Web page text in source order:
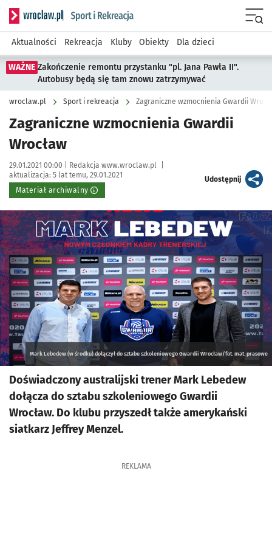
Serwis informacyjny wroclaw.pl podserwis: Sport i rekreacja
Aktualności Rekreacja Kluby Obiekty Dla dzieci
WAŻNE Zakończenie remontu przystanku "pl. Jana Pawła II".
Autobusy będą się tam znowu zatrzymywać
wroclaw.pl Sport i rekreacja Zagraniczne wzmocnienia Gwardii
Zagraniczne wzmocnienia Gwardii
Wrocław
Data publikacji:
29.01.2021 00:00 | Autor:
Redakcja www.wroclaw.pl
aktualizacja: 5 lat temu, 29.01.2021
Materiał archiwalny
Udostępnijartykuł
Kliknij, aby powiększyć
Mark Lebedew (w środku) dołączył do sztabu szkoleniowego Gwardii Wrocław/fot. mat. prasowe
Doświadczony australijski trener Mark Lebedew
dołącza do sztabu szkoleniowego Gwardii
Wrocław. Do klubu przyszedł także amerykański
siatkarz Jeffrey Menzel.
REKLAMA